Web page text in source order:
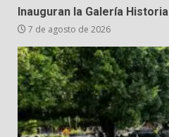
Inauguran la Galería
7 de agosto de 2026